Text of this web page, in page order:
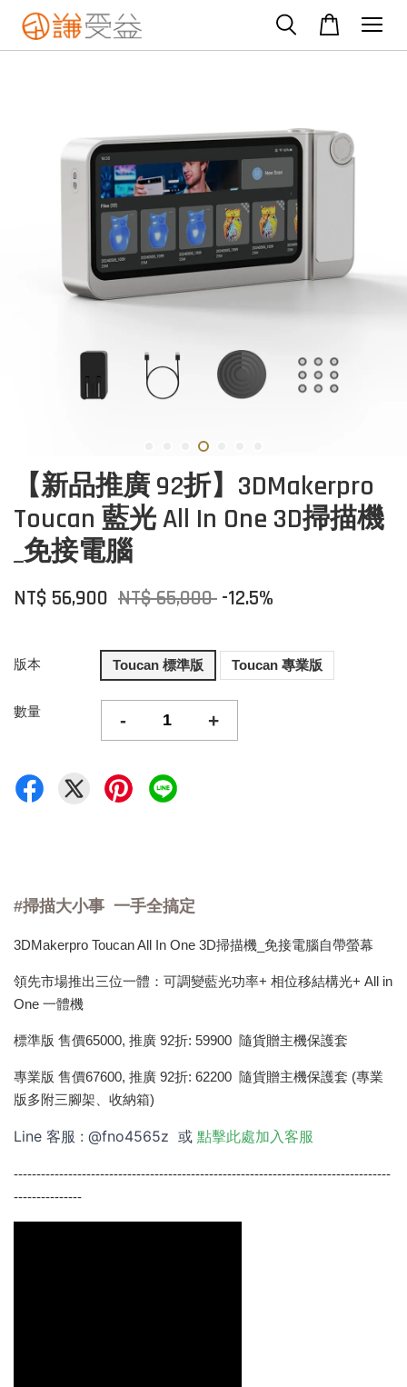
【新品推廣 92折】3DMakerpro
Toucan 藍光 All In One 3D掃描機
_免接電腦
NT$ 56,900 NT$ 65,000 -12.5%
版本 Toucan 標準版 Toucan 專業版
數量 - +
#掃描大小事 一手全搞定
3DMakerpro Toucan All In One 3D掃描機_免接電腦自帶螢幕
領先市場推出三位一體：可調變藍光功率+ 相位移結構光+ All in
One 一體機
標準版 售價65000, 推廣 92折: 59900 隨貨贈主機保護套
專業版 售價67600, 推廣 92折: 62200 隨貨贈主機保護套 (專業
版多附三腳架、收納箱)
Line 客服 : @fno4565z 或 點擊此處加入客服
-----------------------------------------------------------------------------------
---------------